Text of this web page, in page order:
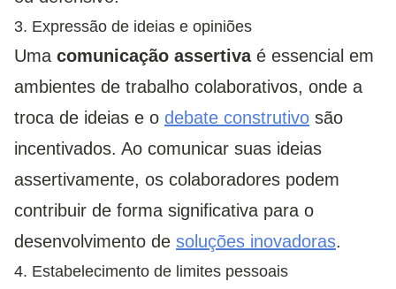
3. Expressão de ideias e opiniões
Uma comunicação assertivaé essencial em
ambientes de trabalho colaborativos, onde a
troca de ideias e o debate construtivo são
incentivados. Ao comunicar suas ideias
assertivamente, os colaboradores podem
contribuir de forma significativa para o
desenvolvimento de soluções inovadoras.
4. Estabelecimento de limites pessoais